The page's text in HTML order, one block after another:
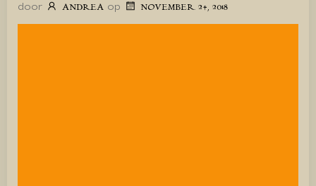
door ANDREA op NOVEMBER 24, 2018